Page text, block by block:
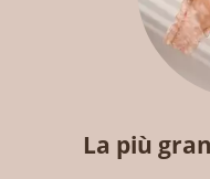
La più